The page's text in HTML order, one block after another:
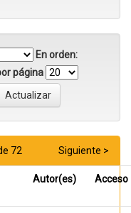
En orden:
página
72 Siguiente >
Autor(es) Acceso